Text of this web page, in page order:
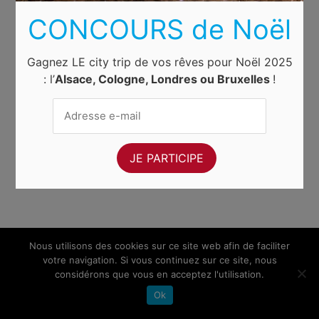
Nous utilisons des cookies sur ce site web afin de faciliter
votre navigation. Si vous continuez sur ce site, nous
considérons que vous en acceptez l'utilisation.
Ok
CONCOURS de Noël
Gagnez LE city trip de vos rêves pour Noël 2025
: l’Alsace, Cologne, Londres ou Bruxelles !